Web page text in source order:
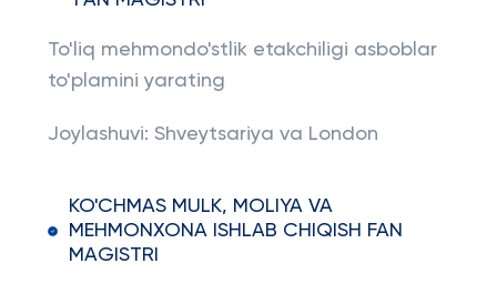
To'liq mehmondo'stlik etakchiligi asboblar
to'plamini yarating
Joylashuvi: Shveytsariya va London
KO'CHMAS MULK, MOLIYA VA
MEHMONXONA ISHLAB CHIQISH FAN
MAGISTRI